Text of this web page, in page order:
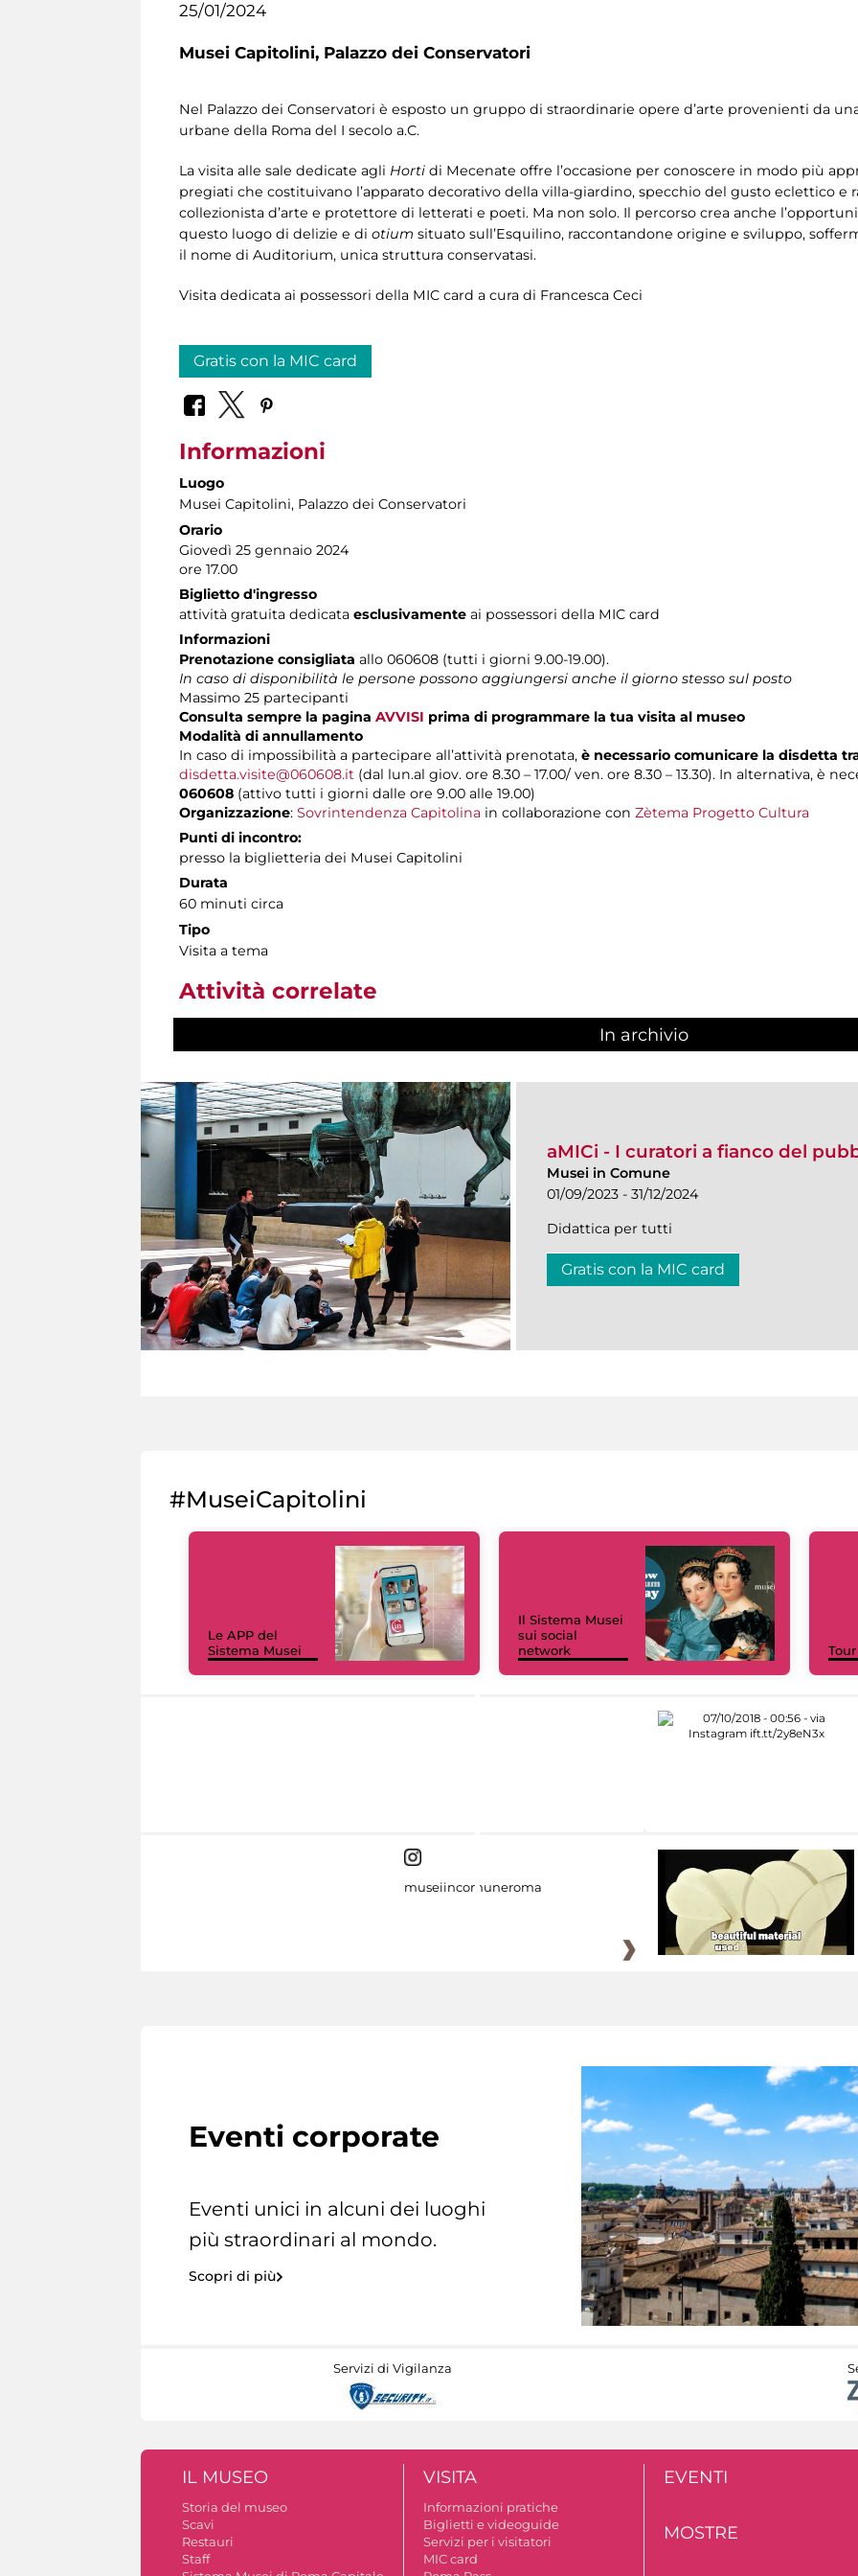
25/01/2024
Musei Capitolini, Palazzo dei Conservatori
Nel Palazzo dei Conservatori è esposto un gruppo di straordinarie opere d’arte provenienti da
urbane della Roma del I secolo a.C.
La visita alle sale dedicate agli Horti di Mecenate offre l’occasione per conoscere in modo più
pregiati che costituivano l’apparato decorativo della villa-giardino, specchio del gusto eclettico
collezionista d’arte e protettore di letterati e poeti. Ma non solo. Il percorso crea anche
questo luogo di delizie e di otium situato sull’Esquilino, raccontandone origine e sviluppo,
il nome di Auditorium, unica struttura conservatasi.
Visita dedicata ai possessori della MIC card a cura di Francesca Ceci
Gratis con la MIC card
Informazioni
Luogo
Musei Capitolini, Palazzo dei Conservatori
Orario
Giovedì 25 gennaio 2024
ore 17.00
Biglietto d'ingresso
attività gratuita dedicata esclusivamente ai possessori della MIC card
Informazioni
Prenotazione consigliata allo 060608 (tutti i giorni 9.00-19.00).
In caso di disponibilità le persone possono aggiungersi anche il giorno stesso sul posto
Massimo 25 partecipanti
Consulta sempre la pagina AVVISI prima di programmare la tua visita al museo
Modalità di annullamento
In caso di impossibilità a partecipare all’attività prenotata, è necessario comunicare la disdetta
disdetta.visite@060608.it (dal lun.al giov. ore 8.30 – 17.00/ ven. ore 8.30 – 13.30). In alternativa, è
060608 (attivo tutti i giorni dalle ore 9.00 alle 19.00)
Organizzazione: Sovrintendenza Capitolina in collaborazione con Zètema Progetto Cultura
Punti di incontro:
presso la biglietteria dei Musei Capitolini
Durata
60 minuti circa
Tipo
Visita a tema
Attività correlate
In archivio
aMICi - I curatori a fianco del
Musei in Comune
01/09/2023 - 31/12/2024
Didattica per tutti
Gratis con la MIC card
#MuseiCapitolini
Le APP del
Sistema Musei
Il Sistema Musei
sui social
network
museiincomuneroma
Eventi corporate
Eventi unici in alcuni dei luoghi
più straordinari al mondo.
Scopri di più
Servizi di Vigilanza
IL MUSEO
Storia del museo
Scavi
Restauri
Staff
VISITA
Informazioni pratiche
Biglietti e videoguide
Servizi per i visitatori
MIC card
EVENTI
MOSTRE